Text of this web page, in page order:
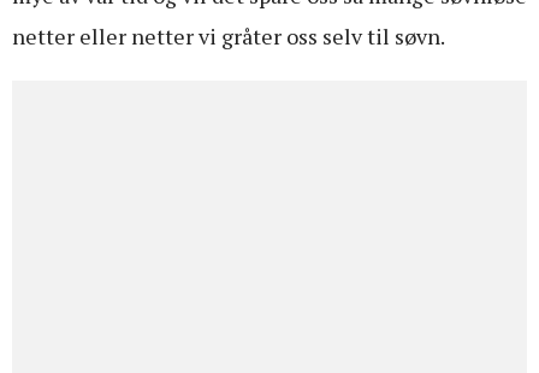
netter eller netter vi gråter oss selv til søvn.